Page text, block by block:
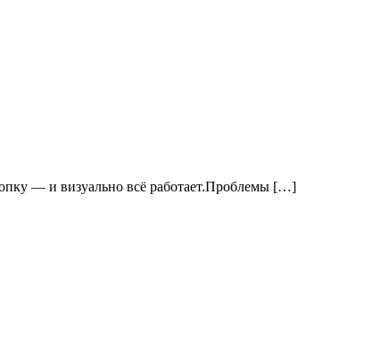
— и визуально всё работает.Проблемы […]